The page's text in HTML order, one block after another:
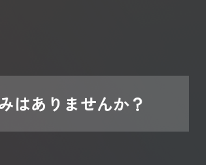
はありませんか？